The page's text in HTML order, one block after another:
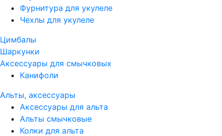
Фурнитура для укулеле
Чехлы для укулеле
Цимбалы
Шаркунки
Аксессуары для смычковых
Канифоли
Альты, аксессуары
Аксессуары для альта
Альты смычковые
Колки для альта